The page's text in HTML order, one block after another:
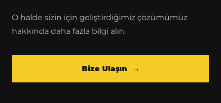
O halde sizin için geliştirdiğimiz çözümümüz
hakkında daha fazla bilgi alın.
Bize Ulaşın